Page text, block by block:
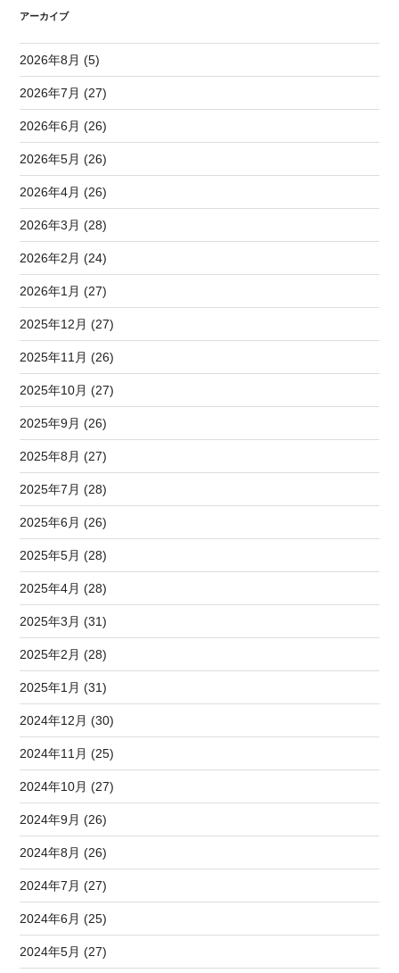
アーカイブ
2026年8月 (5)
2026年7月 (27)
2026年6月 (26)
2026年5月 (26)
2026年4月 (26)
2026年3月 (28)
2026年2月 (24)
2026年1月 (27)
2025年12月 (27)
2025年11月 (26)
2025年10月 (27)
2025年9月 (26)
2025年8月 (27)
2025年7月 (28)
2025年6月 (26)
2025年5月 (28)
2025年4月 (28)
2025年3月 (31)
2025年2月 (28)
2025年1月 (31)
2024年12月 (30)
2024年11月 (25)
2024年10月 (27)
2024年9月 (26)
2024年8月 (26)
2024年7月 (27)
2024年6月 (25)
2024年5月 (27)